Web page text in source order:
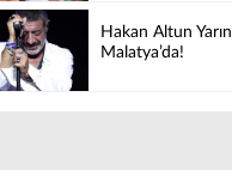
Hakan Altun Yarın
Malatya’da!